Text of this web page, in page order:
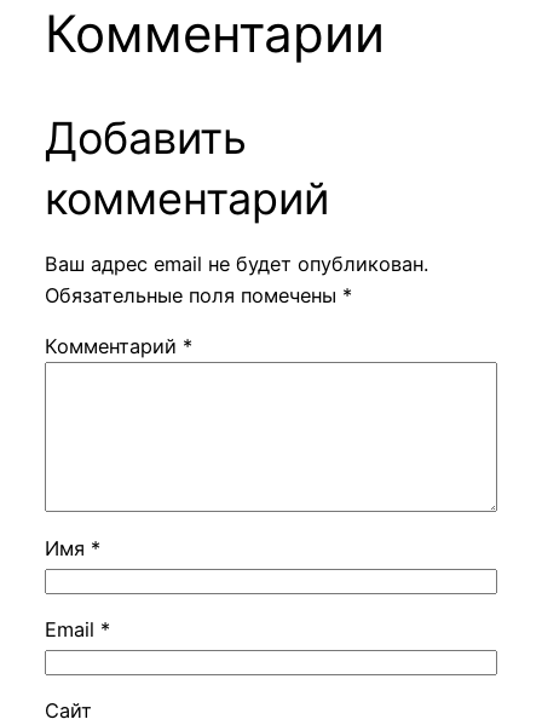
Комментарии
Добавить
комментарий
Ваш адрес email не будет опубликован.
Обязательные поля помечены *
Комментарий *
Имя *
Email *
Сайт